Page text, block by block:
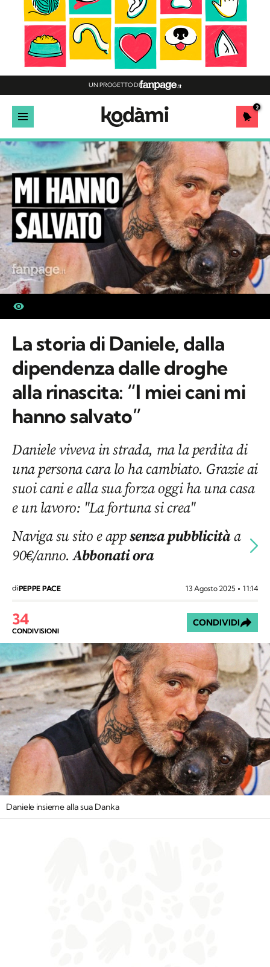
UN PROGETTO DI
2
La storia di Daniele, dalla
dipendenza dalle droghe
alla rinascita: “I miei cani mi
hanno salvato”
Daniele viveva in strada, ma la perdita di
una persona cara lo ha cambiato. Grazie ai
suoi cani e alla sua forza oggi ha una casa
e un lavoro: "La fortuna si crea"
Naviga su sito e appsenza pubblicitàa
90€/anno.Abbonati ora
diPEPPE PACE 13 Agosto 2025 11:14
34
CONDIVISIONI
CONDIVIDI
Daniele insieme alla sua Danka